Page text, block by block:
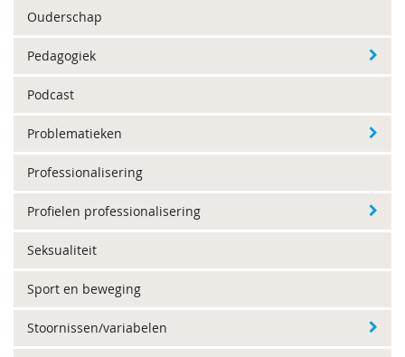
Ouderschap
Pedagogiek
Podcast
Problematieken
Professionalisering
Profielen professionalisering
Seksualiteit
Sport en beweging
Stoornissen/variabelen